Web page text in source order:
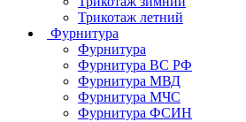
Трикотаж летний
Фурнитура
Фурнитура
Фурнитура ВС РФ
Фурнитура МВД
Фурнитура МЧС
Фурнитура ФСИН